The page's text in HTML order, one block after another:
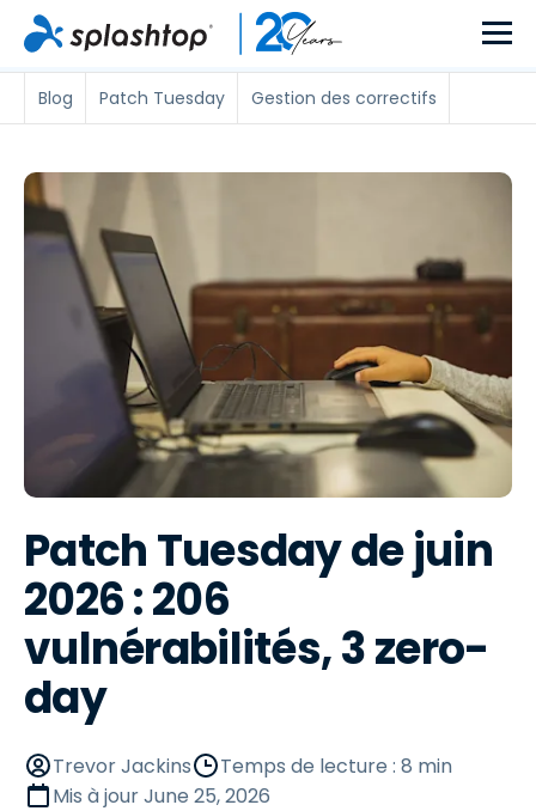
Blog Patch Tuesday Gestion des correctifs
Patch Tuesday de juin
2026 : 206
vulnérabilités, 3 zero-
day
Trevor Jackins
Temps de lecture : 8 min
Mis à jourJune 25, 2026